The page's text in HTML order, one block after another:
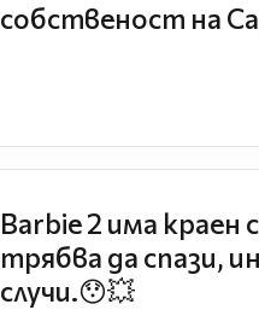
собственост на
Barbie 2 има краен
трябва да спази,
случи.😯💥